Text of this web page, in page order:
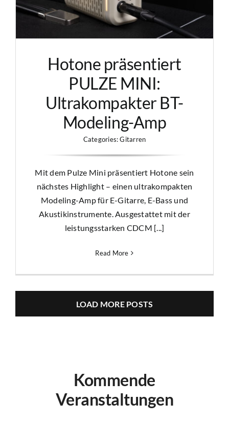
Hotone präsentiert
PULZE MINI:
Ultrakompakter BT-
Modeling-Amp
Categories:Gitarren
Mit dem Pulze Mini präsentiert Hotone sein
nächstes Highlight – einen ultrakompakten
Modeling-Amp für E-Gitarre, E-Bass und
Akustikinstrumente. Ausgestattet mit der
leistungsstarken CDCM [...]
Read More
LOAD MORE POSTS
Kommende
Veranstaltungen